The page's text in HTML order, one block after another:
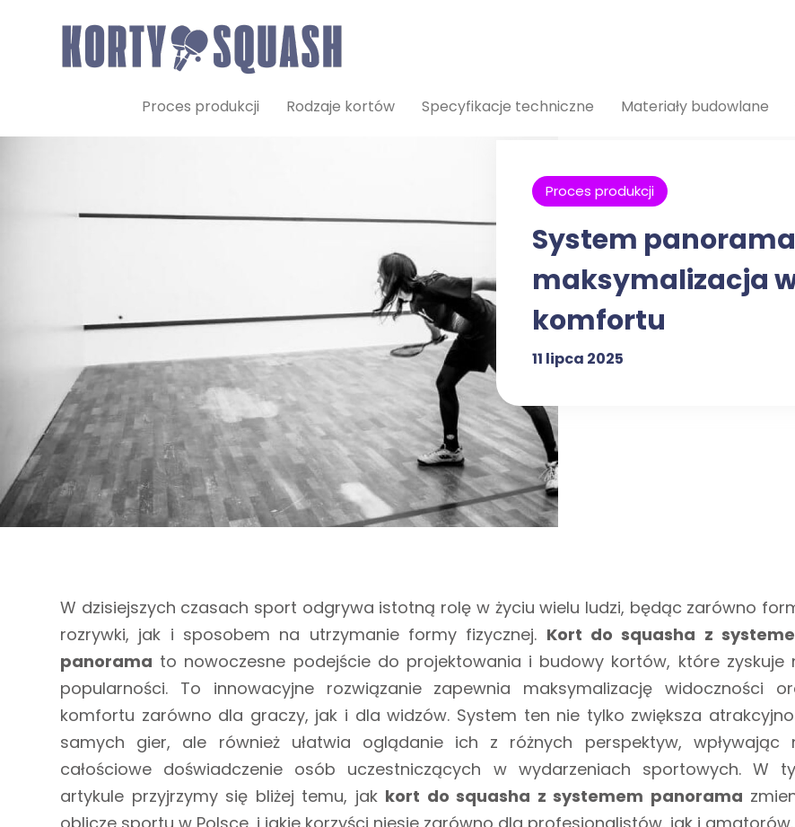
Proces produkcji Rodzaje kortów Specyfikacje techniczne Materiały budowlane
Proces produkcji
System
maksymalizacja
komfortu
11 lipca 2025
W dzisiejszych czasach sport odgrywa istotną rolę w życiu wielu ludzi, będąc zarówno
rozrywki, jak i sposobem na utrzymanie formy fizycznej. Kort do squasha z
panorama to nowoczesne podejście do projektowania i budowy kortów, które zyskuje
popularności. To innowacyjne rozwiązanie zapewnia maksymalizację widoczności
komfortu zarówno dla graczy, jak i dla widzów. System ten nie tylko zwiększa
samych gier, ale również ułatwia oglądanie ich z różnych perspektyw, wpływając
całościowe doświadczenie osób uczestniczących w wydarzeniach sportowych. W
artykule przyjrzymy się bliżej temu, jak kort do squasha z systemem panorama